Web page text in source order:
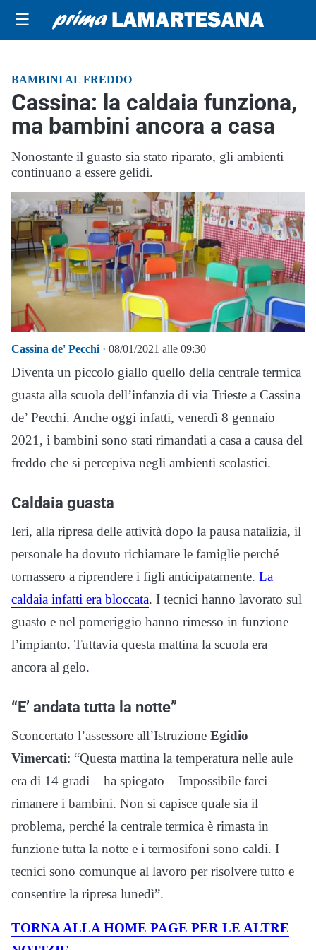
☰
BAMBINI AL FREDDO
Cassina: la caldaia funziona,
ma bambini ancora a casa
Nonostante il guasto sia stato riparato, gli ambienti
continuano a essere gelidi.
Cassina de' Pecchi · 08/01/2021 alle 09:30
Diventa un piccolo giallo quello della centrale termica
guasta alla scuola dell’infanzia di via Trieste a Cassina
de’ Pecchi. Anche oggi infatti, venerdì 8 gennaio
2021, i bambini sono stati rimandati a casa a causa del
freddo che si percepiva negli ambienti scolastici.
Caldaia guasta
Ieri, alla ripresa delle attività dopo la pausa natalizia, il
personale ha dovuto richiamare le famiglie perché
tornassero a riprendere i figli anticipatamente. La
caldaia infatti era bloccata. I tecnici hanno lavorato sul
guasto e nel pomeriggio hanno rimesso in funzione
l’impianto. Tuttavia questa mattina la scuola era
ancora al gelo.
“E’ andata tutta la notte”
Sconcertato l’assessore all’Istruzione Egidio
Vimercati: “Questa mattina la temperatura nelle aule
era di 14 gradi – ha spiegato – Impossibile farci
rimanere i bambini. Non si capisce quale sia il
problema, perché la centrale termica è rimasta in
funzione tutta la notte e i termosifoni sono caldi. I
tecnici sono comunque al lavoro per risolvere tutto e
consentire la ripresa lunedì”.
TORNA ALLA HOME PAGE PER LE ALTRE